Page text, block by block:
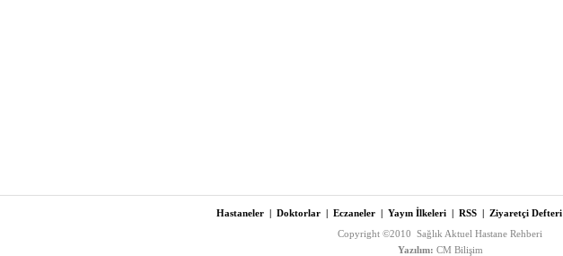
Hastaneler | Doktorlar | Eczaneler | Yayın İlkeleri | RSS | Ziyaretçi Defteri
Copyright ©2010 Sağlık Aktuel Hastane Rehberi
Yazılım: CM Bilişim